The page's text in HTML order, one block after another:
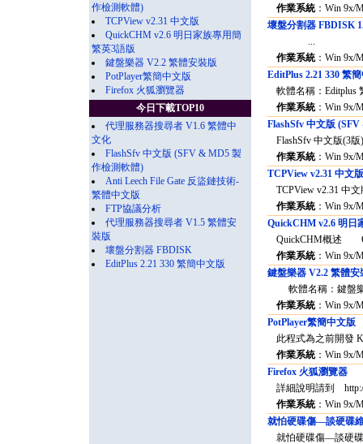
作檢測軟體)
TCPView v2.31 中文版
QuickCHM v2.6 明日家族專用簡
繁英3語版
鍵盤樂器 V2.2 繁體安裝版
PotPlayer繁簡中文版
Firefox 火狐瀏覽器
今日下載TOP10
代理服務器搜尋者 V1.6 繁體中
文化
FlashSfv 中文版 (SFV & MD5 製
作檢測軟體)
Anti Leech File Gate 反盜鏈技術-
繁體中文版
FTP協議分析
代理服務器搜尋者 V1.5 繁體安
裝版
壞盤分割器 FBDISK
EditPlus 2.21 330 繁簡中文版
作業系統：Win 9x/
壞盤分割器 FBDISK
...
作業系統：Win 9x/
EditPlus 2.21 330 繁
軟體名稱：
作業系統：Win 9x/
FlashSfv 中文版
FlashSfv 中文版
作業系統：Win 9x/
TCPView v2.31 中文版
TCPView v2.31
作業系統：Win 9x/
QuickCHM v2.6 明日
QuickCHM概述
作業系統：Win 9x/
鍵盤樂器 V2.2 繁體安
軟體名稱：鍵盤
作業系統：Win 9x/
PotPlayer繁簡中文版
此程式為之前開發
作業系統：Win 9x/
Firefox 火狐瀏覽器
詳細說明請到 http://
作業系統：Win 9x/
就怕硬碟傷—談硬碟
就怕硬碟傷—談硬